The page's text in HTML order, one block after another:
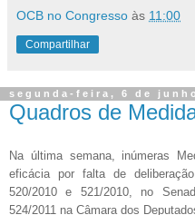
OCB no Congresso às 11:00
Compartilhar
segunda-feira, 6 de
Quadros de
Na última semana, inúmeras
eficácia por falta de
520/2010 e 521/2010, no
524/2011 na Câmara dos